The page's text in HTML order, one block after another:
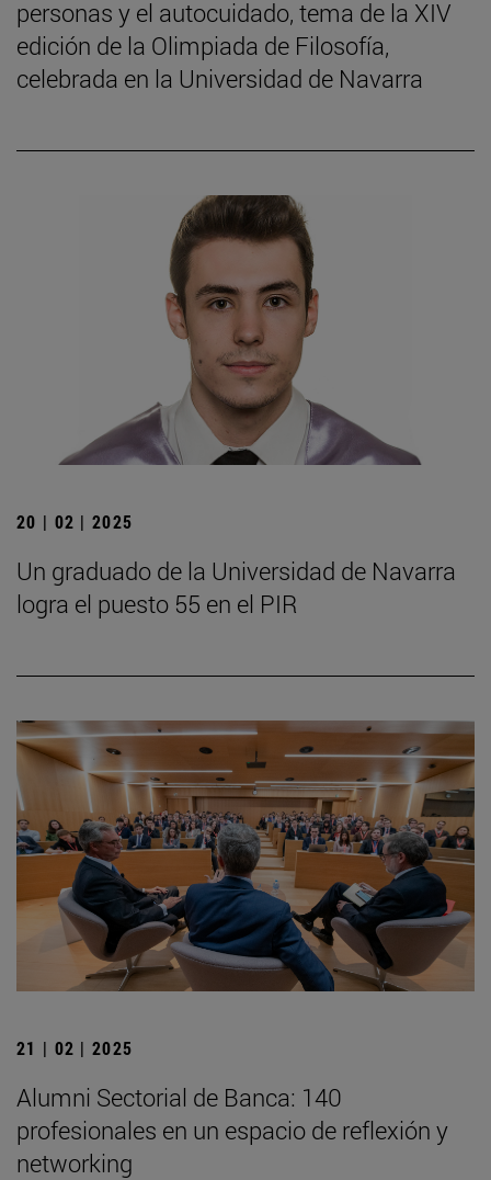
personas y el autocuidado, tema de la XIV
edición de la Olimpiada de Filosofía,
celebrada en la Universidad de Navarra
20 | 02 | 2025
Un graduado de la Universidad de Navarra
logra el puesto 55 en el PIR
21 | 02 | 2025
Alumni Sectorial de Banca: 140
profesionales en un espacio de reflexión y
networking